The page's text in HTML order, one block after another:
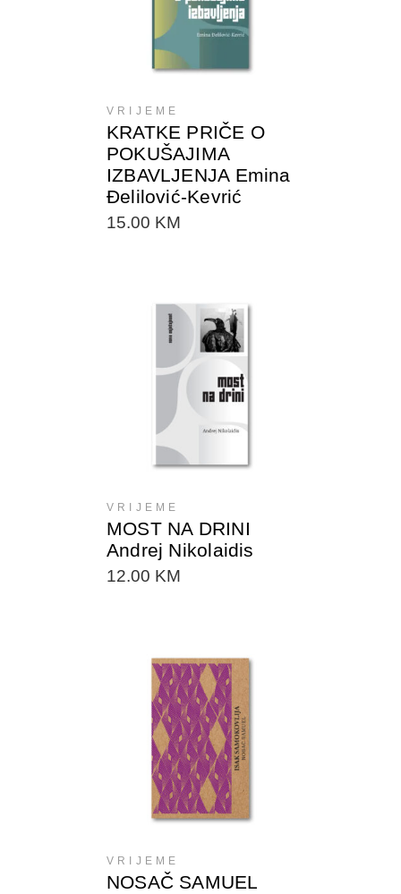
VRIJEME
KRATKE PRIČE O
POKUŠAJIMA
IZBAVLJENJA Emina
Đelilović-Kevrić
15.00 KM
DODAJTE U KORPU
VRIJEME
MOST NA DRINI
Andrej Nikolaidis
12.00 KM
DODAJTE U KORPU
VRIJEME
NOSAČ SAMUEL